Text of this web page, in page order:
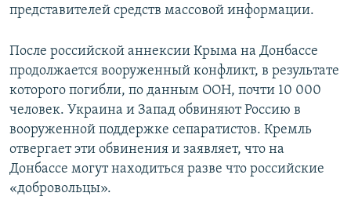
представителей средств массовой информации.
После российской аннексии Крыма на Донбассе
продолжается вооруженный конфликт, в результате
которого погибли, по данным ООН, почти 10 000
человек. Украина и Запад обвиняют Россию в
вооруженной поддержке сепаратистов. Кремль
отвергает эти обвинения и заявляет, что на
Донбассе могут находиться разве что российские
«добровольцы».